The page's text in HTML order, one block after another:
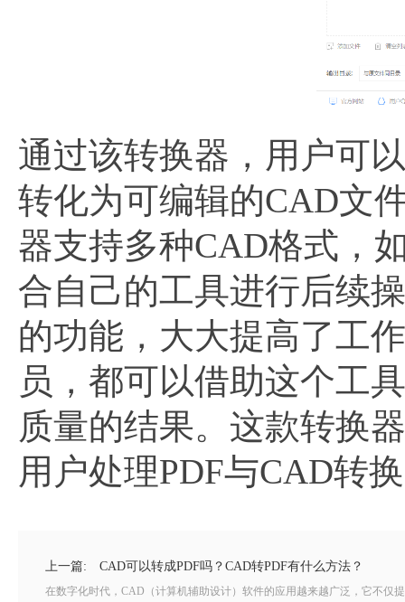
通过该转换器，用户可
转化为可编辑的CAD文
器支持多种CAD格式，
合自己的工具进行后续
的功能，大大提高了工
员，都可以借助这个工
质量的结果。这款转换
用户处理PDF与CAD转
上一篇: CAD可以转成PDF吗？CAD转PDF有什么方法？
在数字化时代，CAD（计算机辅助设计）软件的应用越来越广泛，它不仅